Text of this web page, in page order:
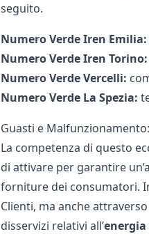
seguito.
Numero Verde Iren Emilia:
Numero Verde Iren Torino:
Numero Verde Vercelli:
Numero Verde La Spezia:
Guasti e
La competenza di questo
di attivare per garantire
forniture dei consumatori.
Clienti, ma anche
disservizi relativi all’energia